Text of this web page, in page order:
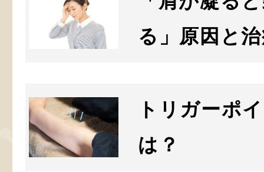
る」原因と
トリガーポ
は？